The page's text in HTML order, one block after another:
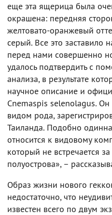
еще эта ящерица была
окрашена: передняя
желтовато-оранжевый
серый. Все это заставило
перед нами совершенно
удалось подтвердить с
анализа, в результате
научное описание и
Cnemaspis selenolagus.
видом рода,
Таиланда. Подобно
относится к видовому
который не встречается
полуострова», –
Образ жизни нового
недостаточно, что
известен всего по двум